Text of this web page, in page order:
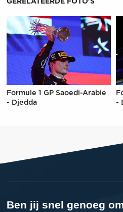
Formule 1 GP Saoedi-Arabie
- Djedda
-
Ben jij snel genoeg